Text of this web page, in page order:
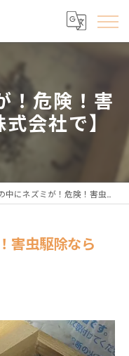
！危険！害
会社で】
にネズミが！危険！害虫駆除ならNATY 株式会社で】
害虫駆除なら